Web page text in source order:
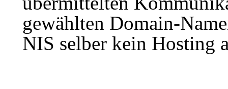
gewählten Domain-
NIS selber kein Hosting